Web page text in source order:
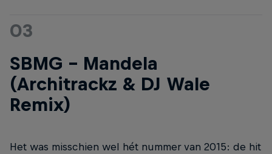
03
SBMG – Mandela
(Architrackz & DJ Wale
Remix)
Het was misschien wel hét nummer van 2015: de hit